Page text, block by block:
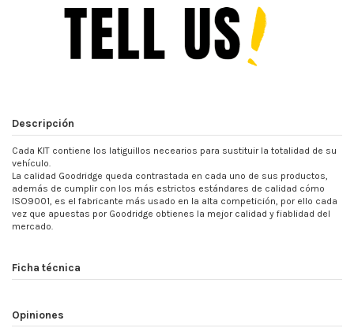
Descripción
Cada KIT contiene los latiguillos necearios para sustituir la totalidad de su
vehículo.
La calidad Goodridge queda contrastada en cada uno de sus productos,
además de cumplir con los más estrictos estándares de calidad cómo
ISO9001, es el fabricante más usado en la alta competición, por ello cada
vez que apuestas por Goodridge obtienes la mejor calidad y fiablidad del
mercado.
Ficha técnica
Opiniones